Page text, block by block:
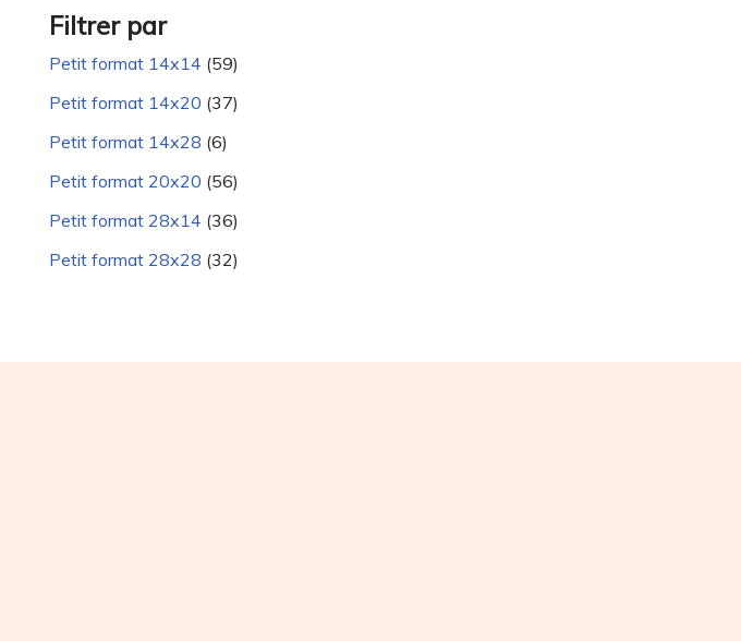
Filtrer par
Petit format 14x14 (59)
Petit format 14x20 (37)
Petit format 14x28 (6)
Petit format 20x20 (56)
Petit format 28x14 (36)
Petit format 28x28 (32)